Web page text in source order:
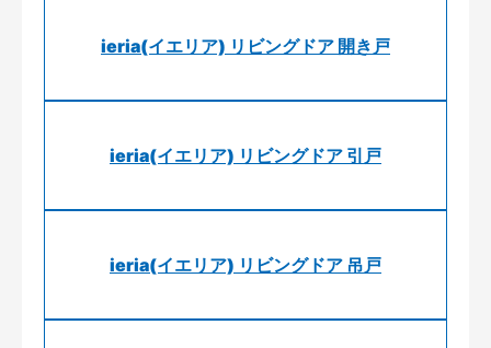
ieria(イエリア) リビングドア 開き戸
ieria(イエリア) リビングドア 引戸
ieria(イエリア) リビングドア 吊戸